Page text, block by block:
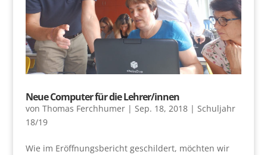
Neue Computer für die Lehrer/innen
von Thomas Ferchhumer| Sep. 18, 2018| Schuljahr
18/19
Wie im Eröffnungsbericht geschildert, möchten wir